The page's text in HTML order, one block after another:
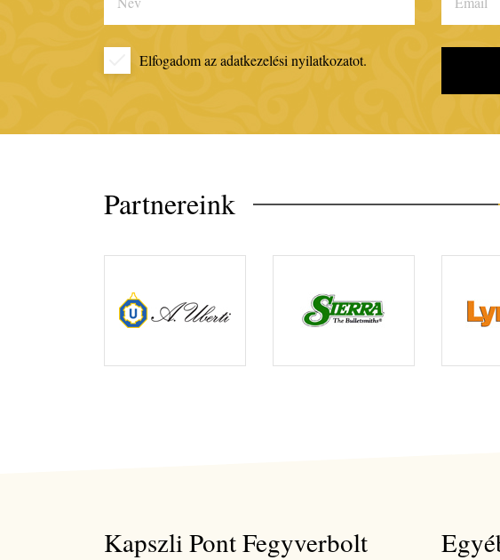
Elfogadom azadatkezelési nyilatkozatot.
Partnereink
Kapszli Pont Fegyverbolt